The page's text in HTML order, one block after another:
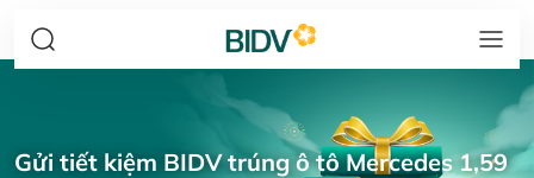
Gửi tiết kiệm BIDV trúng ô tô Mercedes 1,59